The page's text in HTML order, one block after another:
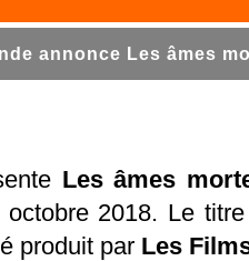
annonce Les âmes
Les âmes
2018. Le
produit par Les